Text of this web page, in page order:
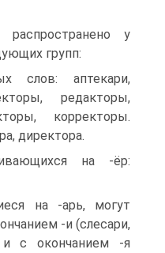
у
групп:
слов: аптекари,
редакторы,
корректоры.
директора.
на -ёр:
на -арь, могут
-и (слесари,
и с окончанием -я